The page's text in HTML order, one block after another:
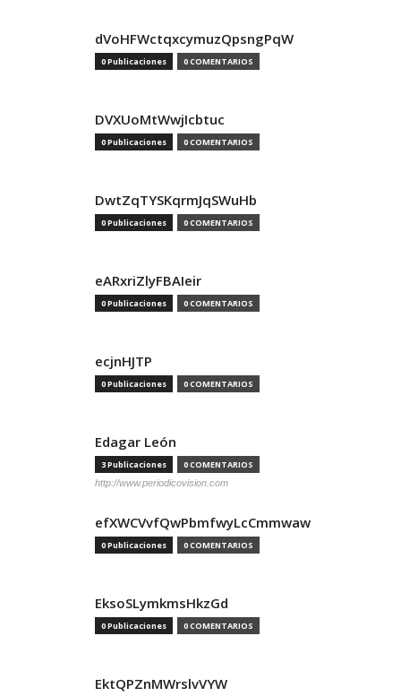
dVoHFWctqxcymuzQpsngPqW
0 Publicaciones 0 COMENTARIOS
DVXUoMtWwjIcbtuc
0 Publicaciones 0 COMENTARIOS
DwtZqTYSKqrmJqSWuHb
0 Publicaciones 0 COMENTARIOS
eARxriZlyFBAIeir
0 Publicaciones 0 COMENTARIOS
ecjnHJTP
0 Publicaciones 0 COMENTARIOS
Edagar León
3 Publicaciones 0 COMENTARIOS
http://www.periodicovision.com
efXWCVvfQwPbmfwyLcCmmwaw
0 Publicaciones 0 COMENTARIOS
EksoSLymkmsHkzGd
0 Publicaciones 0 COMENTARIOS
EktQPZnMWrslvVYW